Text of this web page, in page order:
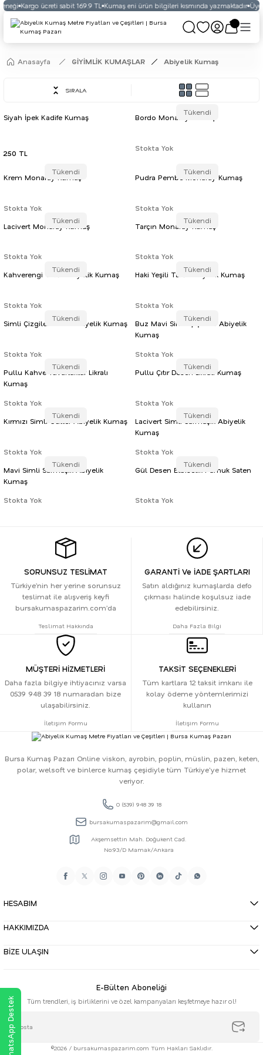
Kargo ücreti sabit 169.9 TL Kumaş eni ürün bilgileri kısmında yazmaktadır
Anasayfa GİYİMLİK KUMAŞLAR Abiyelik Kumaş
SIRALA
Siyah İpek Kadife Kumaş
250 TL
Tükendi
Bordo Monaray Kumaş
Stokta Yok
Tükendi
Krem Monaray Kumaş
Stokta Yok
Tükendi
Pudra Pembe Monaray Kumaş
Stokta Yok
Tükendi
Lacivert Monaray Kumaş
Stokta Yok
Tükendi
Tarçın Monaray Kumaş
Stokta Yok
Tükendi
Kahverengi Tafta Abiyelik Kumaş
Stokta Yok
Tükendi
Haki Yeşili Tafta Abiyelik Kumaş
Stokta Yok
Tükendi
Simli Çizgiler Likralı Abiyelik Kumaş
Stokta Yok
Tükendi
Buz Mavi Simli Çiçekler Abiyelik
Kumaş
Stokta Yok
Tükendi
Pullu Kahve Yuvarlaklar Likralı
Kumaş
Stokta Yok
Tükendi
Pullu Çıtır Desen Likralı Kumaş
Stokta Yok
Tükendi
Kırmızı Simli Güller Abiyelik Kumaş
Stokta Yok
Tükendi
Lacivert Simli Sarmaşık Abiyelik
Kumaş
Stokta Yok
Tükendi
Mavi Simli Sarmaşık Abiyelik
Kumaş
Stokta Yok
Tükendi
Gül Desen Elbiselik Pamuk Saten
Stokta Yok
SORUNSUZ TESLİMAT
Türkiye’nin her yerine sorunsuz
teslimat ile alışveriş keyfi
bursakumaspazarim.com’da
Teslimat Hakkında
GARANTİ Ve İADE ŞARTLARI
Satın aldığınız kumaşlarda defo
çıkması halinde koşulsuz iade
edebilirsiniz.
Daha Fazla Bilgi
MÜŞTERİ HİZMETLERİ
Daha fazla bilgiye ihtiyacınız varsa
0539 948 39 18 numaradan bize
ulaşabilirsiniz.
İletişim Formu
TAKSİT SEÇENEKLERİ
Tüm kartlara 12 taksit imkanı ile
kolay ödeme yöntemlerimizi
kullanın
İletişim Formu
Bursa Kumaş Pazarı Online viskon, ayrobin, poplin, müslin, pazen, keten,
polar, welsoft ve binlerce kumaş çeşidiyle tüm Türkiye'ye hizmet
veriyor.
0 (539) 948 39 18
bursakumaspazarim@gmail.com
Akşemsettin Mah. Doğukent Cad.
No:93/D Mamak/Ankara
HESABIM
HAKKIMIZDA
BİZE ULAŞIN
E-Bülten Aboneliği
Tüm trendleri, iş birliklerini ve özel kampanyaları keşfetmeye hazır ol!
©2026 / bursakumaspazarim.com Tüm Hakları Saklıdır.
WhatsApp Destek